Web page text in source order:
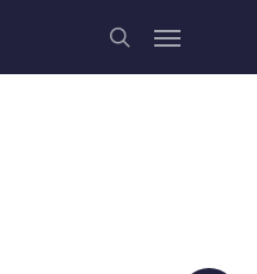
search
Menu